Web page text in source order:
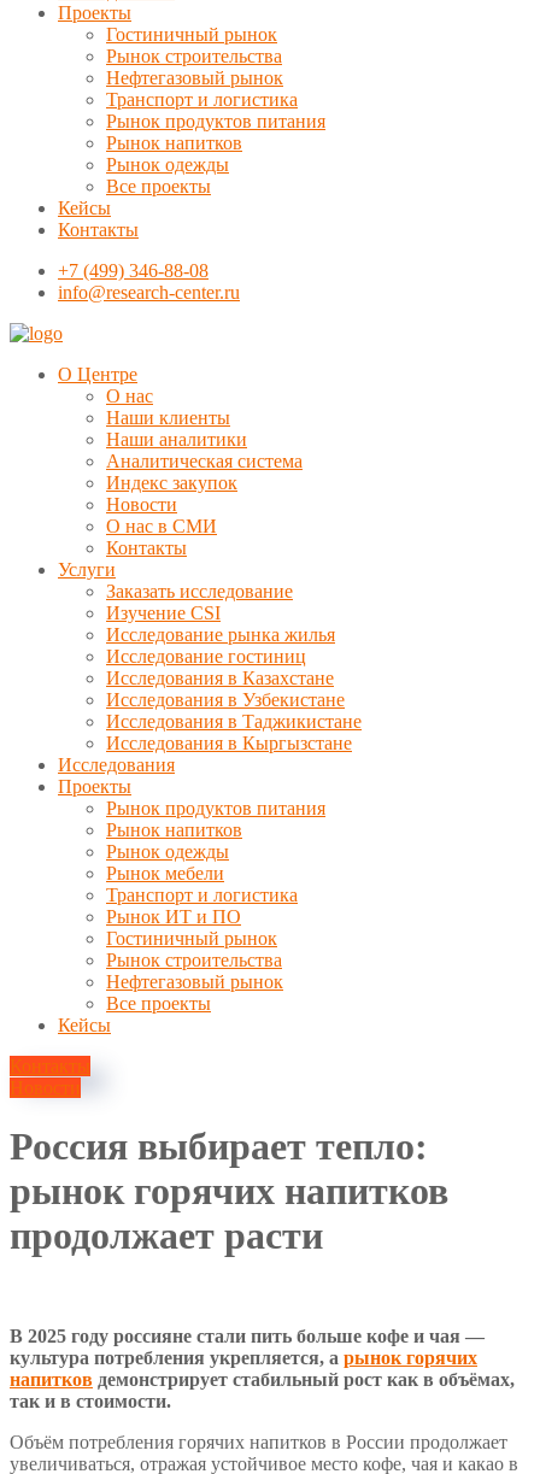
Проекты
Гостиничный рынок
Рынок строительства
Нефтегазовый рынок
Транспорт и логистика
Рынок продуктов питания
Рынок напитков
Рынок одежды
Все проекты
Кейсы
Контакты
+7 (499) 346-88-08
info@research-center.ru
О Центре
О нас
Наши клиенты
Наши аналитики
Аналитическая система
Индекс закупок
Новости
О нас в СМИ
Контакты
Услуги
Заказать исследование
Изучение CSI
Исследование рынка жилья
Исследование гостиниц
Исследования в Казахстане
Исследования в Узбекистане
Исследования в Таджикистане
Исследования в Кыргызстане
Исследования
Проекты
Рынок продуктов питания
Рынок напитков
Рынок одежды
Рынок мебели
Транспорт и логистика
Рынок ИТ и ПО
Гостиничный рынок
Рынок строительства
Нефтегазовый рынок
Все проекты
Кейсы
Контакты
Новости
Россия выбирает тепло:
рынок горячих напитков
продолжает расти
В 2025 году россияне стали пить больше кофе и чая —
культура потребления укрепляется, а рынок горячих
напитков демонстрирует стабильный рост как в объёмах,
так и в стоимости.
Объём потребления горячих напитков в России продолжает
увеличиваться, отражая устойчивое место кофе, чая и какао в